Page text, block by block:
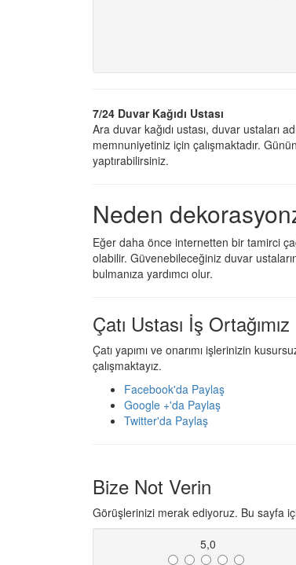
7/24 Duvar Kağıdı Ustası
Ara duvar kağıdı ustası, duvar ustaları
memnuniyetiniz için çalışmaktadır.
yaptırabilirsiniz.
Neden
Eğer daha önce internetten bir tamirci
olabilir. Güvenebileceğiniz duvar
bulmanıza yardımcı olur.
Çatı Ustası İş Ortağımız
Çatı yapımı ve onarımı işlerinizin
çalışmaktayız.
Facebook'da Paylaş
Google +'da Paylaş
Twitter'da Paylaş
Bize Not Verin
Görüşlerinizi merak ediyoruz. Bu sayfa
5,0